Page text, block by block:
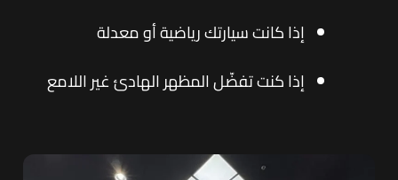
إذا كانت سيارتك رياضية أو معدلة
إذا كنت تفضّل المظهر الهادئ غير اللامع